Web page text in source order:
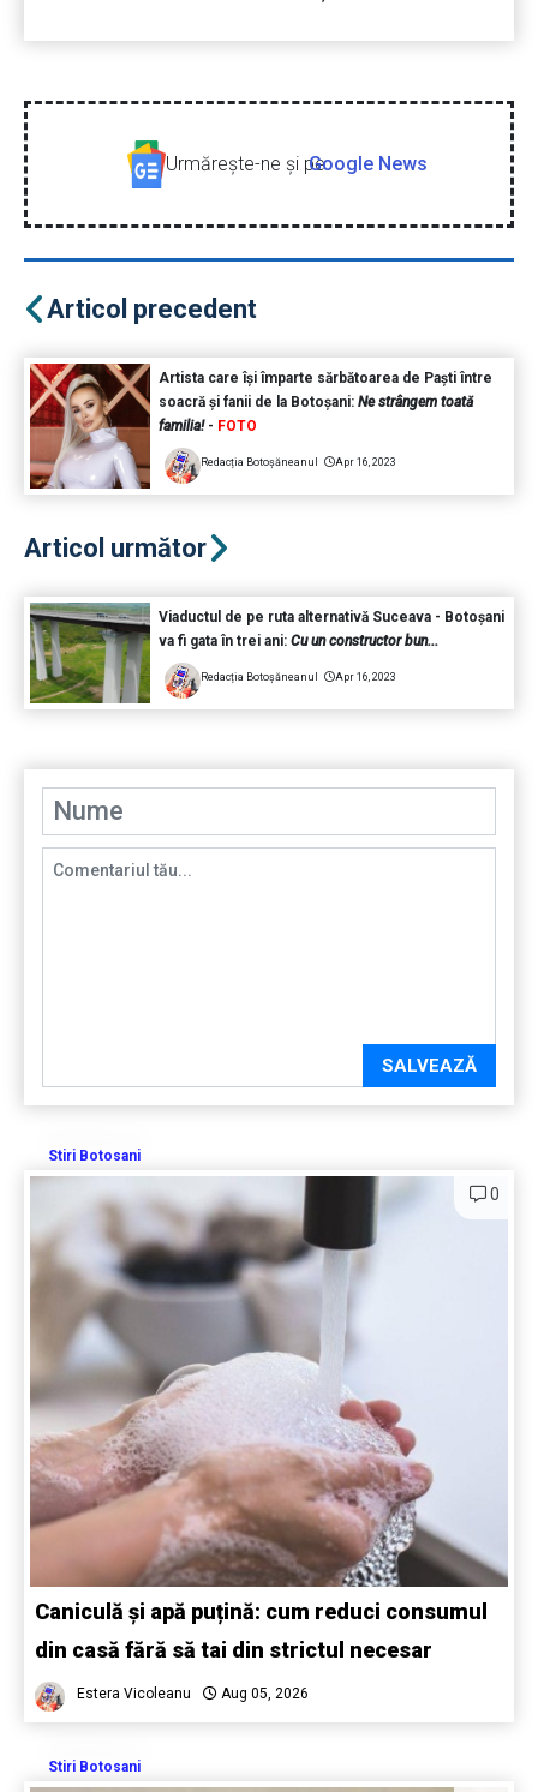
Urmăreşte-ne şi peGoogle News
Articol precedent
Artista care îşi împarte sărbătoarea de Paşti între
soacră și fanii de la Botoşani: Ne strângem toată
familia!- FOTO
Redacția Botoșăneanul Apr 16, 2023
Articol următor
Viaductul de pe ruta alternativă Suceava - Botoșani
va fi gata în trei ani: Cu un constructor bun...
Redacția Botoșăneanul Apr 16, 2023
SALVEAZĂ
Stiri Botosani
0
Caniculă și apă puțină: cum reduci consumul
din casă fără să tai din strictul necesar
Estera Vicoleanu Aug 05, 2026
Stiri Botosani